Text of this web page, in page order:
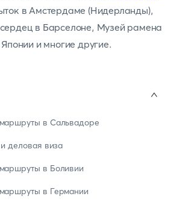
в Амстердаме (Нидерланды),
в Барселоне, Музей рамена
и многие другие.
в Сальвадоре
деловая виза
в Боливии
в Германии